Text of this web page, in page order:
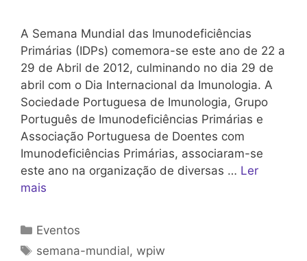
A Semana Mundial das Imunodeficiências
Primárias (IDPs) comemora-se este ano de 22 a
29 de Abril de 2012, culminando no dia 29 de
abril com o Dia Internacional da Imunologia. A
Sociedade Portuguesa de Imunologia, Grupo
Português de Imunodeficiências Primárias e
Associação Portuguesa de Doentes com
Imunodeficiências Primárias, associaram-se
este ano na organização de diversas … Ler
mais
Categorias
Eventos
Etiquetas
semana-mundial,wpiw